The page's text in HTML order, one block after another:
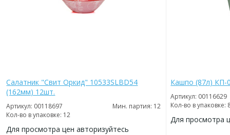
Салатник "Свит Оркид" 10533SLBD54
(162мм) 12шт.
Артикул: 00118697
Мин. партия: 12
Кол-во в упаковке: 12
Для просмотра цен авторизуйтесь
Кашпо (87л) КП-
Артикул: 00116629
Кол-во в упаковке:
Для просмотра